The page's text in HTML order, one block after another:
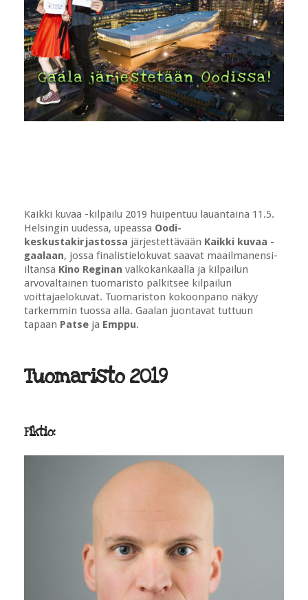
Kaikki kuvaa -kilpailu 2019 huipentuu lauantaina 11.5.
Helsingin uudessa, upeassa Oodi-
keskustakirjastossa järjestettävään Kaikki kuvaa -
gaalaan, jossa finalistielokuvat saavat maailmanensi-
iltansa Kino Reginan valkokankaalla ja kilpailun
arvovaltainen tuomaristo palkitsee kilpailun
voittajaelokuvat. Tuomariston kokoonpano näkyy
tarkemmin tuossa alla. Gaalan juontavat tuttuun
tapaan Patse ja Emppu.
Tuomaristo 2019
Fiktio: